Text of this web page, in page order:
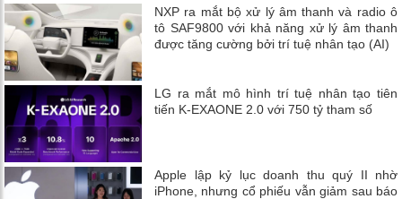
NXP ra mắt bộ xử lý âm thanh và radio ô
tô SAF9800 với khả năng xử lý âm thanh
được tăng cường bởi trí tuệ nhân tạo (AI)
LG ra mắt mô hình trí tuệ nhân tạo tiên
tiến K-EXAONE 2.0 với 750 tỷ tham số
Apple lập kỷ lục doanh thu quý II nhờ
iPhone, nhưng cổ phiếu vẫn giảm sau báo